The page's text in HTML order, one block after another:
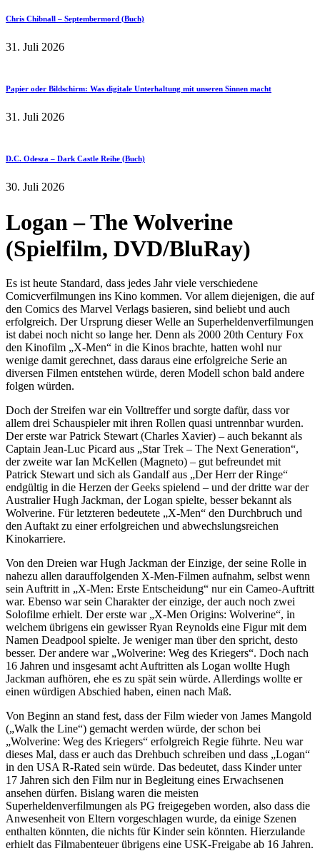
Chris Chibnall – Septembermord (Buch)
31. Juli 2026
Papier oder Bildschirm: Was digitale Unterhaltung mit unseren Sinnen macht
31. Juli 2026
D.C. Odesza – Dark Castle Reihe (Buch)
30. Juli 2026
Logan – The Wolverine
(Spielfilm, DVD/BluRay)
Es ist heute Standard, dass jedes Jahr viele verschiedene
Comicverfilmungen ins Kino kommen. Vor allem diejenigen, die auf
den Comics des Marvel Verlags basieren, sind beliebt und auch
erfolgreich. Der Ursprung dieser Welle an Superheldenverfilmungen
ist dabei noch nicht so lange her. Denn als 2000 20th Century Fox
den Kinofilm „X-Men“ in die Kinos brachte, hatten wohl nur
wenige damit gerechnet, dass daraus eine erfolgreiche Serie an
diversen Filmen entstehen würde, deren Modell schon bald andere
folgen würden.
Doch der Streifen war ein Volltreffer und sorgte dafür, dass vor
allem drei Schauspieler mit ihren Rollen quasi untrennbar wurden.
Der erste war Patrick Stewart (Charles Xavier) – auch bekannt als
Captain Jean-Luc Picard aus „Star Trek – The Next Generation“,
der zweite war Ian McKellen (Magneto) – gut befreundet mit
Patrick Stewart und sich als Gandalf aus „Der Herr der Ringe“
endgültig in die Herzen der Geeks spielend – und der dritte war der
Australier Hugh Jackman, der Logan spielte, besser bekannt als
Wolverine. Für letzteren bedeutete „X-Men“ den Durchbruch und
den Auftakt zu einer erfolgreichen und abwechslungsreichen
Kinokarriere.
Von den Dreien war Hugh Jackman der Einzige, der seine Rolle in
nahezu allen darauffolgenden X-Men-Filmen aufnahm, selbst wenn
sein Auftritt in „X-Men: Erste Entscheidung“ nur ein Cameo-Auftritt
war. Ebenso war sein Charakter der einzige, der auch noch zwei
Solofilme erhielt. Der erste war „X-Men Origins: Wolverine“, in
welchem übrigens ein gewisser Ryan Reynolds eine Figur mit dem
Namen Deadpool spielte. Je weniger man über den spricht, desto
besser. Der andere war „Wolverine: Weg des Kriegers“. Doch nach
16 Jahren und insgesamt acht Auftritten als Logan wollte Hugh
Jackman aufhören, ehe es zu spät sein würde. Allerdings wollte er
einen würdigen Abschied haben, einen nach Maß.
Von Beginn an stand fest, dass der Film wieder von James Mangold
(„Walk the Line“) gemacht werden würde, der schon bei
„Wolverine: Weg des Kriegers“ erfolgreich Regie führte. Neu war
dieses Mal, dass er auch das Drehbuch schreiben und dass „Logan“
in den USA R-Rated sein würde. Das bedeutet, dass Kinder unter
17 Jahren sich den Film nur in Begleitung eines Erwachsenen
ansehen dürfen. Bislang waren die meisten
Superheldenverfilmungen als PG freigegeben worden, also dass die
Anwesenheit von Eltern vorgeschlagen wurde, da einige Szenen
enthalten könnten, die nichts für Kinder sein könnten. Hierzulande
erhielt das Filmabenteuer übrigens eine USK-Freigabe ab 16 Jahren.